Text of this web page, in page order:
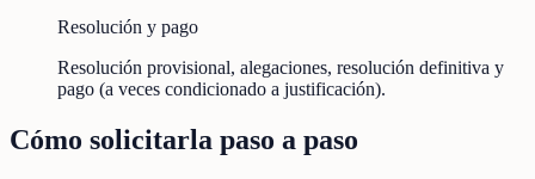
Resolución y pago
Resolución provisional, alegaciones, resolución definitiva y
pago (a veces condicionado a justificación).
Cómo solicitarla paso a paso